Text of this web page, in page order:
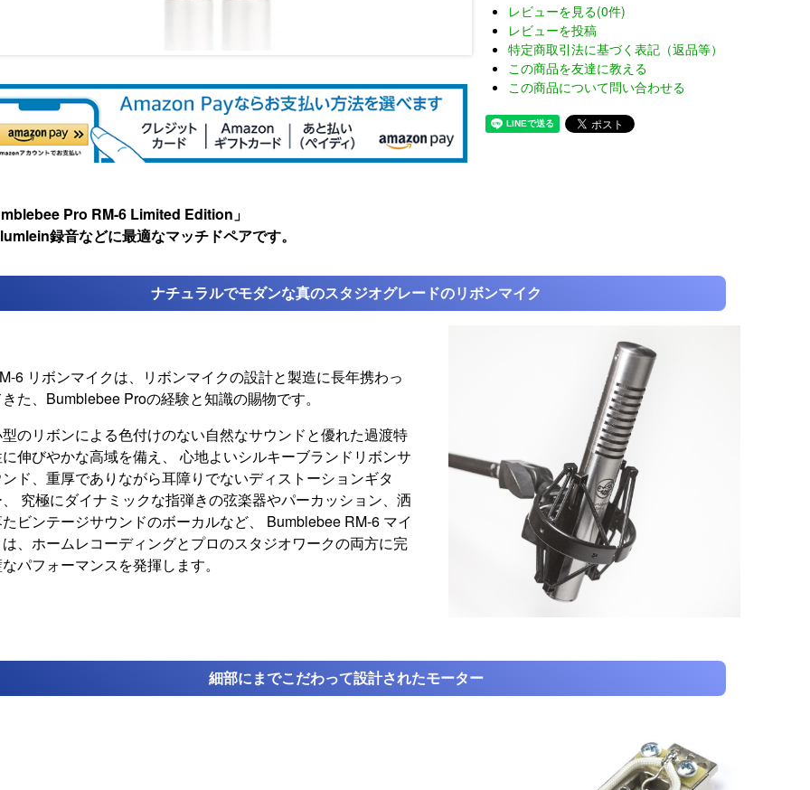
レビューを見る(0件)
レビューを投稿
特定商取引法に基づく表記（返品等）
この商品を友達に教える
この商品について問い合わせる
Pro RM-6 Limited Edition」
録音などに最適なマッチドペアです。
ナチュラルでモダンな真のスタジオグレードのリボンマイク
6 リボンマイクは、リボンマイクの設計と製造に長年携わっ
た、Bumblebee Proの経験と知識の賜物です。
のリボンによる色付けのない自然なサウンドと優れた過渡特
伸びやかな高域を備え、 心地よいシルキーブランドリボンサ
ド、重厚でありながら耳障りでないディストーションギタ
究極にダイナミックな指弾きの弦楽器やパーカッション、洒
ビンテージサウンドのボーカルなど、 Bumblebee RM-6 マイ
、ホームレコーディングとプロのスタジオワークの両方に完
パフォーマンスを発揮します。
細部にまでこだわって設計されたモーター